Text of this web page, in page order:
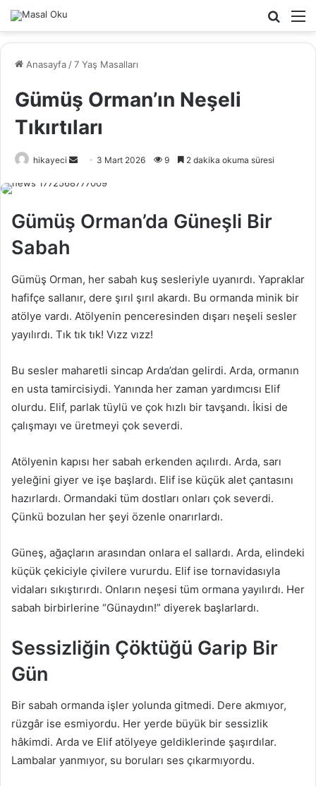
Arama
Anasayfa /7 Yaş Masalları
Gümüş Orman’ın Neşeli
Tıkırtıları
hikayeci
s
t
a
g
r
m
k
3 Mart 2026 9 2 dakika okuma süresi
Gümüş Orman’da Güneşli Bir
Sabah
Gümüş Orman, her sabah kuş sesleriyle uyanırdı. Yapraklar
hafifçe sallanır, dere şırıl şırıl akardı. Bu ormanda minik bir
atölye vardı. Atölyenin penceresinden dışarı neşeli sesler
yayılırdı. Tık tık tık! Vızz vızz!
Bu sesler maharetli sincap Arda’dan gelirdi. Arda, ormanın
en usta tamircisiydi. Yanında her zaman yardımcısı Elif
olurdu. Elif, parlak tüylü ve çok hızlı bir tavşandı. İkisi de
çalışmayı ve üretmeyi çok severdi.
Atölyenin kapısı her sabah erkenden açılırdı. Arda, sarı
yeleğini giyer ve işe başlardı. Elif ise küçük alet çantasını
hazırlardı. Ormandaki tüm dostları onları çok severdi.
Çünkü bozulan her şeyi özenle onarırlardı.
Güneş, ağaçların arasından onlara el sallardı. Arda, elindeki
küçük çekiciyle çivilere vururdu. Elif ise tornavidasıyla
vidaları sıkıştırırdı. Onların neşesi tüm ormana yayılırdı. Her
sabah birbirlerine “Günaydın!” diyerek başlarlardı.
Sessizliğin Çöktüğü Garip Bir
Gün
Bir sabah ormanda işler yolunda gitmedi. Dere akmıyor,
rüzgâr ise esmiyordu. Her yerde büyük bir sessizlik
hâkimdi. Arda ve Elif atölyeye geldiklerinde şaşırdılar.
Lambalar yanmıyor, su boruları ses çıkarmıyordu.